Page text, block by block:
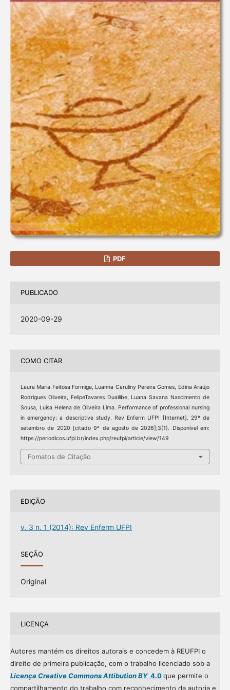
PDF
PUBLICADO
2020-09-29
COMO CITAR
Laura Maria Feitosa Formiga, Luanna Caruliny Pereira Gomes, Edina Araújo
Rodrigues Oliveira, FelipeTavares Duailibe, Luana Savana Nascimento de
Sousa, Luisa Helena de Oliveira Lima. Performance of professional nursing
in emergency: a descriptive study. Rev Enferm UFPI [Internet]. 29º de
setembro de 2020 [citado 9º de agosto de 2026];3(1). Disponível em:
https://periodicos.ufpi.br/index.php/reufpi/article/view/149
Fomatos de Citação
EDIÇÃO
v. 3 n. 1 (2014): Rev Enferm UFPI
SEÇÃO
Original
LICENÇA
Autores mantém os direitos autorais e concedem à REUFPI o
direito de primeira publicação, com o trabalho licenciado sob a
Licença Creative Commons Attibution BY4.0que permite o
compartilhamento do trabalho com reconhecimento da autoria e